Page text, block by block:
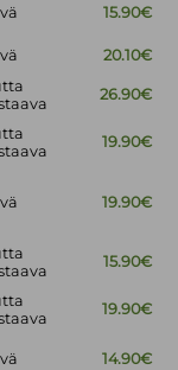
15.90€
20.10€
26.90€
19.90€
19.90€
15.90€
19.90€
14.90€